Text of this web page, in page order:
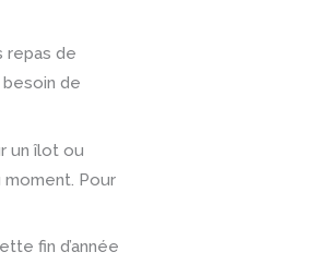
e
repas de
de
un îlot ou
moment. Pour
fin d’année